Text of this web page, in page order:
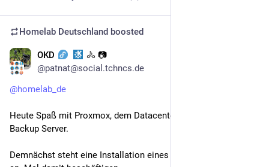
Homelab Deutschland boosted
OKD
🚴 📷
@patnat@social.tchncs.de
@homelab_de
Heute Spaß mit Proxmox, dem Datacenter Manager und dem
Backup Server.
Demnächst steht eine Installation eines Clusters in der Firma